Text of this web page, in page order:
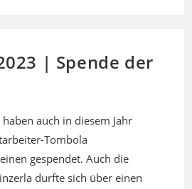
| Spende der
auch in diesem Jahr
Tombola
gespendet. Auch die
durfte sich über einen